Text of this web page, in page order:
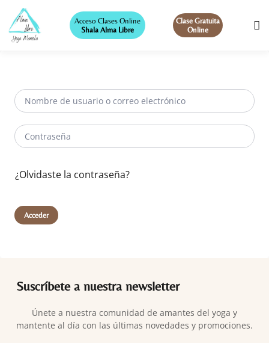
Acceso Clases Online
Shala Alma Libre
Clase Gratuita
Online
¿Olvidaste la contraseña?
Acceder
Suscríbete a nuestra newsletter
Únete a nuestra comunidad de amantes del yoga y
mantente al día con las últimas novedades y promociones.